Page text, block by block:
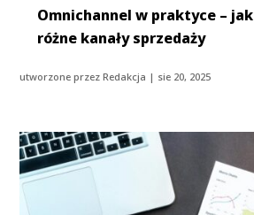
Omnichannel w praktyce –
różne kanały sprzedaży
utworzone przezRedakcja | sie 20, 2025